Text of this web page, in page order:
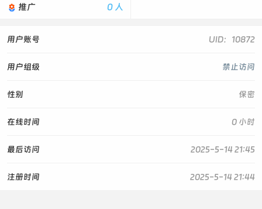
0 人
推广
UID：10872
用户账号
禁止访问
用户组级
保密
性别
0 小时
在线时间
2025-5-14 21:45
最后访问
2025-5-14 21:44
注册时间